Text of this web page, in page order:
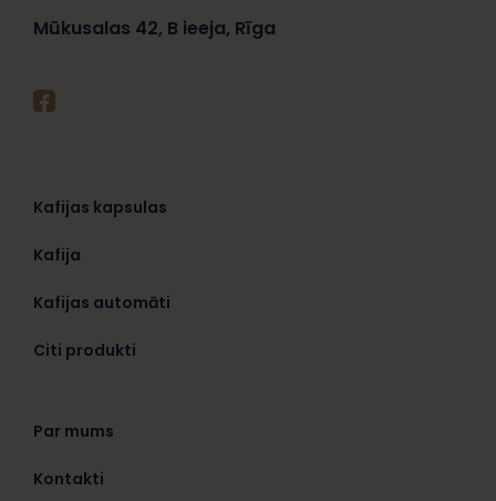
Mūkusalas 42, B ieeja, Rīga
Kafijas kapsulas
Kafija
Kafijas automāti
Citi produkti
Par mums
Kontakti